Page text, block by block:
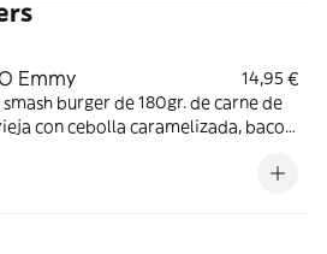
Emmy
14,95 €
burger de 180gr. de carne de
con cebolla caramelizada, bacon